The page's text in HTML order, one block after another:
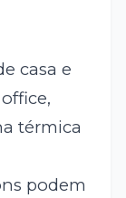
casa e
térmica
podem